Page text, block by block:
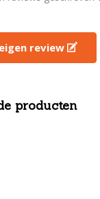
review
producten